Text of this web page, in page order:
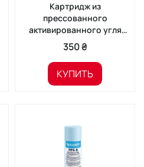
Картридж из
прессованного
активированного угля
Ecosoft 2,5'x10'
350 ₴
КУПИТЬ